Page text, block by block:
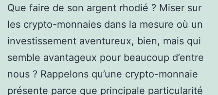
Que faire de son argent rhodié ? Miser sur
les crypto-monnaies dans la mesure où un
investissement aventureux, bien, mais qui
semble avantageux pour beaucoup d’entre
nous ? Rappelons qu’une crypto-monnaie
présente parce que principale particularité